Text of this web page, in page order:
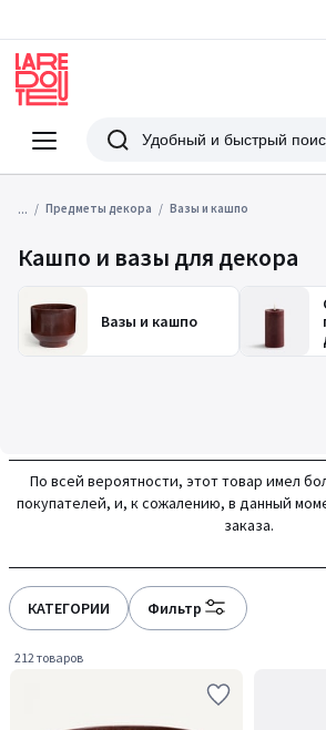
Меню
Redoute
Поиск
... Предметы декора Вазы и кашпо
Кашпо и вазы для декора
Вазы и кашпо
По всей вероятности, этот товар имел
покупателей, и, к сожалению, в данный
заказа.
КАТЕГОРИИ Фильтр
212 товаров